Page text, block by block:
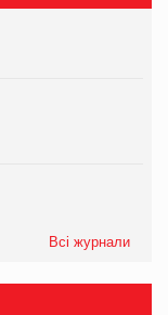
Всі журнали